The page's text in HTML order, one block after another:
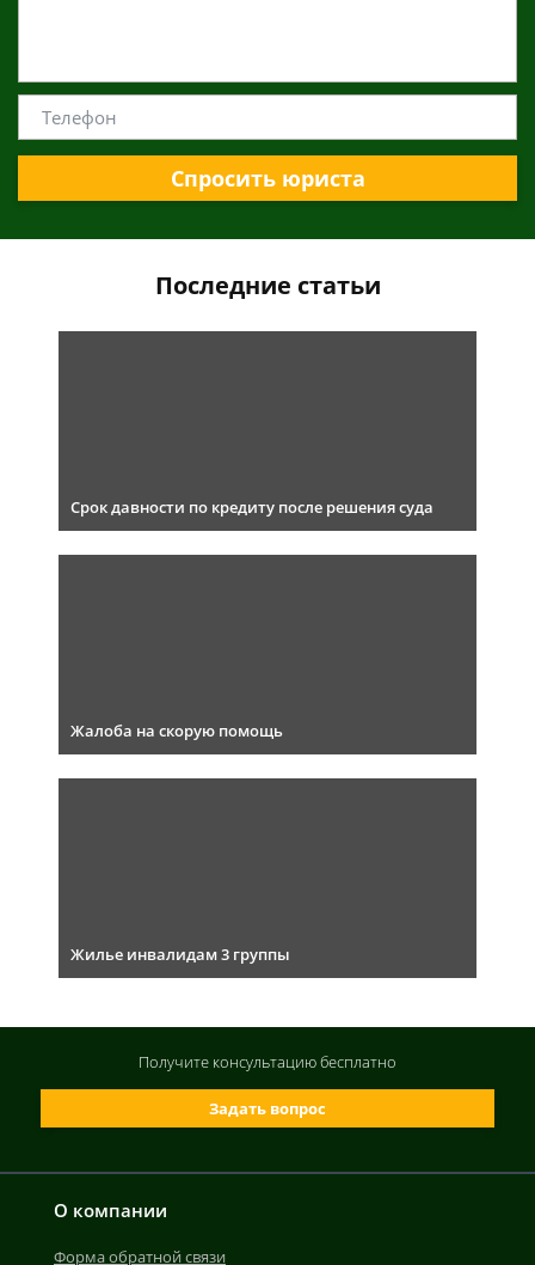
Спросить юриста
Последние статьи
Срок давности по кредиту после решения суда
Жалоба на скорую помощь
Жилье инвалидам 3 группы
О компании
Форма обратной связи
Задать вопрос
Получите консультациюбесплатно